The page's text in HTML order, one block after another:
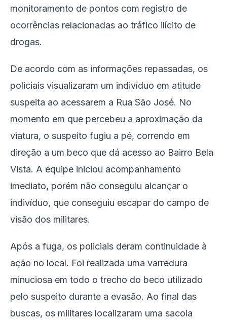
monitoramento de pontos com registro de
ocorrências relacionadas ao tráfico ilícito de
drogas.
De acordo com as informações repassadas, os
policiais visualizaram um indivíduo em atitude
suspeita ao acessarem a Rua São José. No
momento em que percebeu a aproximação da
viatura, o suspeito fugiu a pé, correndo em
direção a um beco que dá acesso ao Bairro Bela
Vista. A equipe iniciou acompanhamento
imediato, porém não conseguiu alcançar o
indivíduo, que conseguiu escapar do campo de
visão dos militares.
Após a fuga, os policiais deram continuidade à
ação no local. Foi realizada uma varredura
minuciosa em todo o trecho do beco utilizado
pelo suspeito durante a evasão. Ao final das
buscas, os militares localizaram uma sacola